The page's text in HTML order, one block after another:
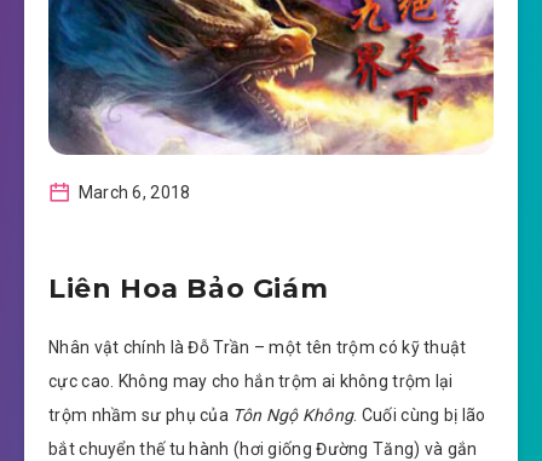
March 6, 2018
Liên Hoa Bảo Giám
Nhân vật chính là Đỗ Trần – một tên trộm có kỹ thuật
cực cao. Không may cho hắn trộm ai không trộm lại
trộm nhầm sư phụ của Tôn Ngộ Không. Cuối cùng bị lão
bắt chuyển thế tu hành (hơi giống Đường Tăng) và gắn